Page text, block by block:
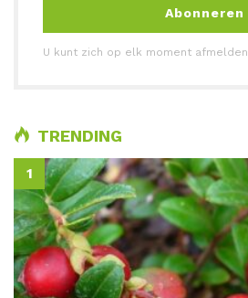
Abonneren
U kunt zich op elk moment afmelden
TRENDING